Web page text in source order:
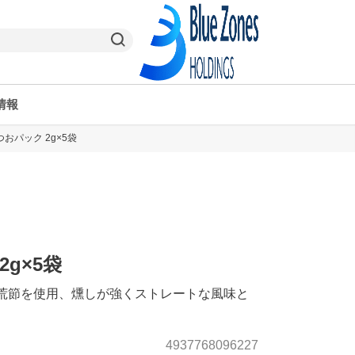
報
おパック 2g×5袋
袋
を使用、燻しが強くストレートな風味と
4937768096227